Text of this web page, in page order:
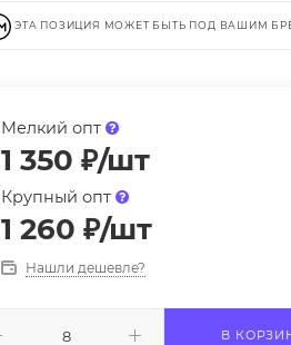
ЭТА ПОЗИЦИЯ МОЖЕТ БЫТЬ ПОД ВАШИМ
Мелкий опт
1 350 ₽/шт
Крупный опт
1 260 ₽/шт
Нашли дешевле?
В